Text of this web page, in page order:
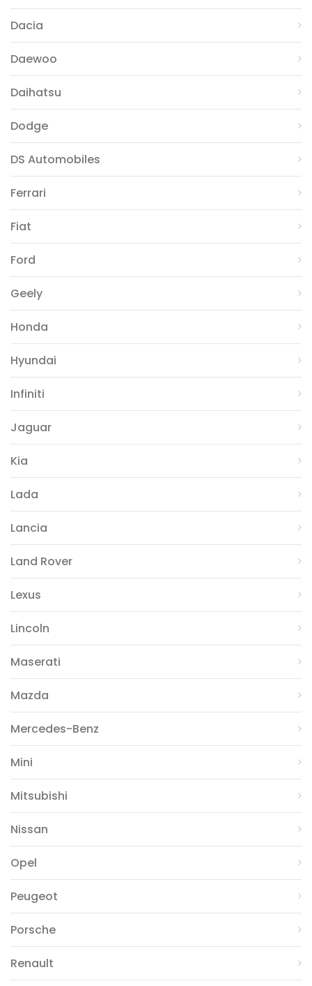
Dacia
Daewoo
Daihatsu
Dodge
DS Automobiles
Ferrari
Fiat
Ford
Geely
Honda
Hyundai
Infiniti
Jaguar
Kia
Lada
Lancia
Land Rover
Lexus
Lincoln
Maserati
Mazda
Mercedes-Benz
Mini
Mitsubishi
Nissan
Opel
Peugeot
Porsche
Renault